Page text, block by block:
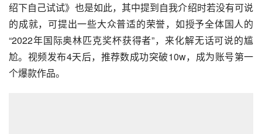
绍下自己试试》也是如此，其中提到自我介绍时若没有可说
的成就，可提出一些大众普适的荣誉，如授予全体国人的
“2022年国际奥林匹克奖杯获得者”，来化解无话可说的尴
尬。视频发布4天后，推荐数成功突破10w，成为账号第一
个爆款作品。